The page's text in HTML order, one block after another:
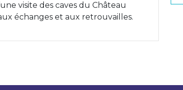
visite des caves du Château
échanges et aux retrouvailles.